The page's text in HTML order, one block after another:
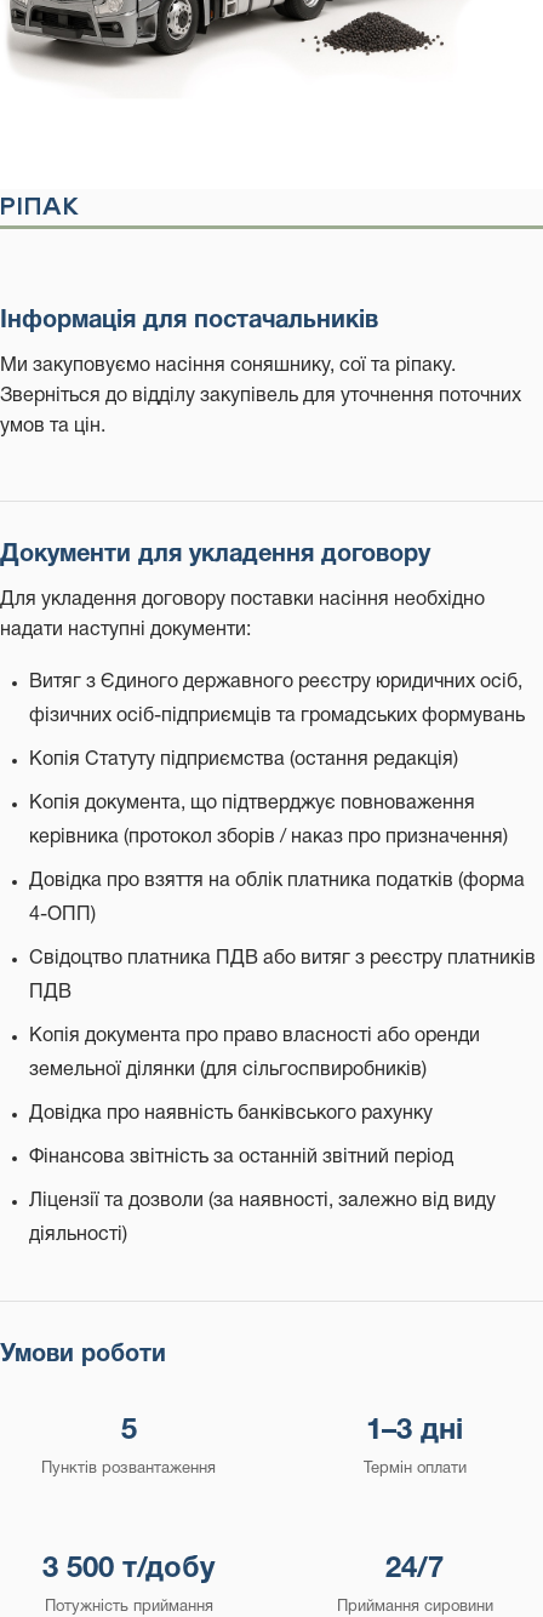
РІПАК
Інформація для постачальників
Ми закуповуємо насіння соняшнику, сої та ріпаку.
Зверніться до відділу закупівель для уточнення поточних
умов та цін.
Документи для укладення договору
Для укладення договору поставки насіння необхідно
надати наступні документи:
Витяг з Єдиного державного реєстру юридичних осіб,
фізичних осіб-підприємців та громадських формувань
Копія Статуту підприємства (остання редакція)
Копія документа, що підтверджує повноваження
керівника (протокол зборів / наказ про призначення)
Довідка про взяття на облік платника податків (форма
4-ОПП)
Свідоцтво платника ПДВ або витяг з реєстру платників
ПДВ
Копія документа про право власності або оренди
земельної ділянки (для сільгоспвиробників)
Довідка про наявність банківського рахунку
Фінансова звітність за останній звітний період
Ліцензії та дозволи (за наявності, залежно від виду
діяльності)
Умови роботи
5
Пунктів розвантаження
1–3 дні
Термін оплати
3 500 т/добу
Потужність приймання
24/7
Приймання сировини